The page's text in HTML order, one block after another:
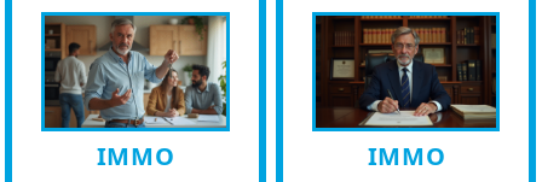
IMMO IMMO